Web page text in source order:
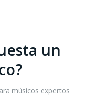
un
músicos expertos